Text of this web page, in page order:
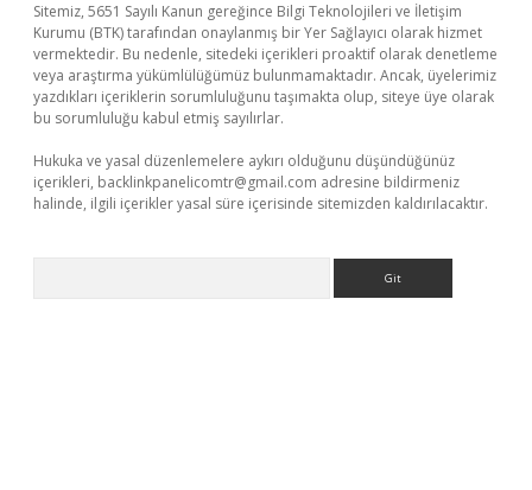
Sitemiz, 5651 Sayılı Kanun gereğince Bilgi Teknolojileri ve İletişim
Kurumu (BTK) tarafından onaylanmış bir Yer Sağlayıcı olarak hizmet
vermektedir. Bu nedenle, sitedeki içerikleri proaktif olarak denetleme
veya araştırma yükümlülüğümüz bulunmamaktadır. Ancak, üyelerimiz
yazdıkları içeriklerin sorumluluğunu taşımakta olup, siteye üye olarak
bu sorumluluğu kabul etmiş sayılırlar.
Hukuka ve yasal düzenlemelere aykırı olduğunu düşündüğünüz
içerikleri, backlinkpanelicomtr@gmail.com adresine bildirmeniz
halinde, ilgili içerikler yasal süre içerisinde sitemizden kaldırılacaktır.